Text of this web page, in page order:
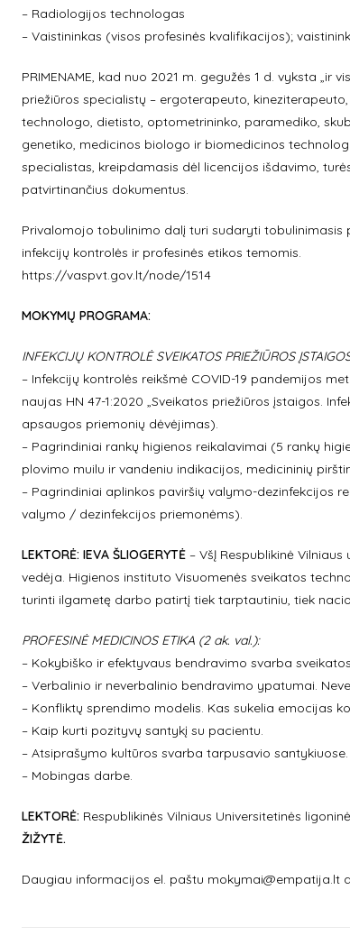
– Radiologijos technologas
– Vaistininkas (visos profesinės kvalifikacijos);
PRIMENAME, kad nuo 2021 m. gegužės 1 d. vyksta
priežiūros specialistų – ergoterapeuto,
technologo, dietisto, optometrininko, paramediko,
genetiko, medicinos biologo ir biomedicinos
specialistas, kreipdamasis dėl licencijos išdavimo,
patvirtinančius dokumentus.
Privalomojo tobulinimo dalį turi sudaryti
infekcijų kontrolės ir profesinės etikos temomis.
https://vaspvt.gov.lt/node/1514
MOKYMŲ PROGRAMA:
INFEKCIJŲ KONTROLĖ SVEIKATOS PRIEŽIŪROS
– Infekcijų kontrolės reikšmė COVID-19 pandemijos
naujas HN 47-1:2020 „Sveikatos priežiūros įstaigos.
apsaugos priemonių dėvėjimas).
– Pagrindiniai rankų higienos reikalavimai (5 rankų
plovimo muilu ir vandeniu indikacijos, medicininių
– Pagrindiniai aplinkos paviršių valymo-dezinfekcijos
valymo / dezinfekcijos priemonėms).
LEKTORĖ: IEVA ŠLIOGERYTĖ– VšĮ Respublikinė
vedėja. Higienos instituto Visuomenės sveikatos
turinti ilgametę darbo patirtį tiek tarptautiniu, tiek
PROFESINĖ MEDICINOS ETIKA (2 ak. val.):
– Kokybiško ir efektyvaus bendravimo svarba
– Verbalinio ir neverbalinio bendravimo ypatumai.
– Konfliktų sprendimo modelis. Kas sukelia emocijas
– Kaip kurti pozityvų santykį su pacientu.
– Atsiprašymo kultūros svarba tarpusavio
– Mobingas darbe.
LEKTORĖ: Respublikinės Vilniaus Universitetinės
ŽIŽYTĖ.
Daugiau informacijos el. paštu mokymai@empatija.lt